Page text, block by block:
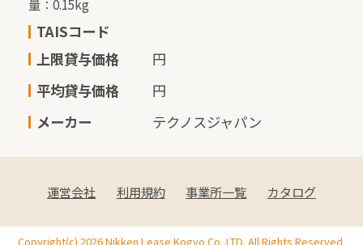
量：0.15kg
TAISコード
上限貸与価格
円
平均貸与価格
円
メーカー
テクノスジャパン
運営会社 利用規約 事業所一覧 カタログ
Copyright(c) 2026 Nikken Lease Kogyo Co.,LTD. All Rights Reserved.